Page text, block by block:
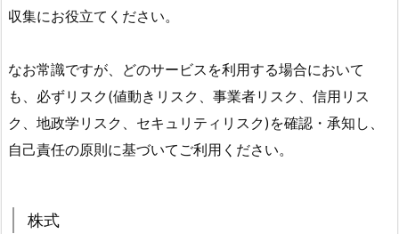
収集にお役立てください。
なお常識ですが、どのサービスを利用する場合において
も、必ずリスク(値動きリスク、事業者リスク、信用リス
ク、地政学リスク、セキュリティリスク)を確認・承知し、
自己責任の原則に基づいてご利用ください。
株式